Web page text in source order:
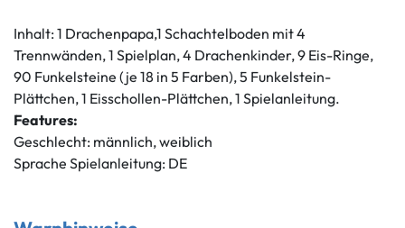
Inhalt: 1 Drachenpapa,1 Schachtelboden mit 4
Trennwänden, 1 Spielplan, 4 Drachenkinder, 9 Eis-Ringe,
90 Funkelsteine (je 18 in 5 Farben), 5 Funkelstein-
Plättchen, 1 Eisschollen-Plättchen, 1 Spielanleitung.
Features:
Geschlecht: männlich, weiblich
Sprache Spielanleitung: DE